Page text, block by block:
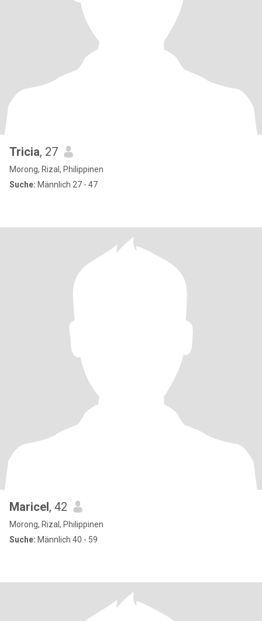
Tricia, 27
Morong, Rizal, Philippinen
Suche: Männlich 27 - 47
Maricel, 42
Morong, Rizal, Philippinen
Suche: Männlich 40 - 59